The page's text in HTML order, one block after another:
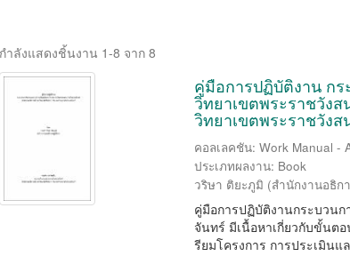
กำลังแสดงชิ้นงาน 1-8 จาก 8
คู่มือการปฏิบัติงาน กร
วิทยาเขตพระราชวัง
วิทยาเขตพระราชวัง
คอลเลคชัน: Work Manual -
ประเภทผลงาน: Book
วริษา ติยะภูมิ (สำนักงานอธิก
คู่มือการปฏิบัติงานกระบวนก
จันทร์ มีเนื้อหาเกี่ยวกับขั้นต
รียมโครงการ การประเมินแ